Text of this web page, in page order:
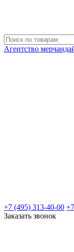
Агентство
+7 (495) 313-40-00
Заказать звонок